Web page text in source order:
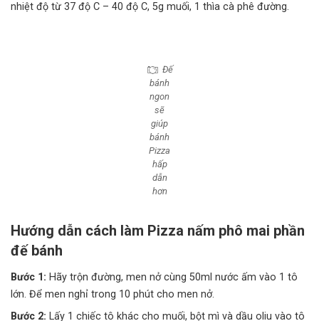
nhiệt độ từ 37 độ C – 40 độ C, 5g muối, 1 thìa cà phê đường.
Đế
bánh
ngon
sẽ
giúp
bánh
Pizza
hấp
dẫn
hơn
Hướng dẫn cách làm Pizza nấm phô mai phần
đế bánh
Bước 1: Hãy trộn đường, men nở cùng 50ml nước ấm vào 1 tô
lớn. Để men nghỉ trong 10 phút cho men nở.
Bước 2: Lấy 1 chiếc tô khác cho muối, bột mì và dầu oliu vào tô